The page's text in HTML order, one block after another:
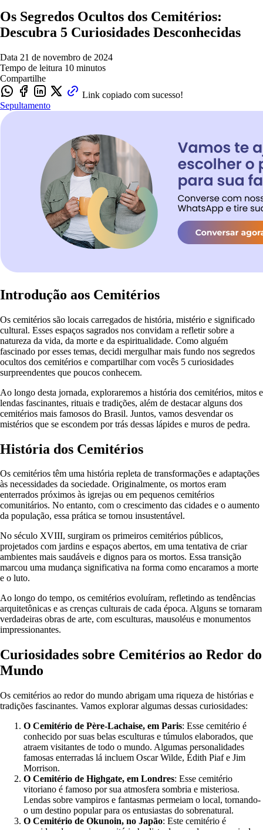
Os Segredos Ocultos dos Cemitérios:
Descubra 5 Curiosidades Desconhecidas
Data 21 de novembro de 2024
Tempo de leitura 10 minutos
Compartilhe
Link copiado com sucesso!
Sepultamento
Introdução aos Cemitérios
Os cemitérios são locais carregados de história, mistério e significado
cultural. Esses espaços sagrados nos convidam a refletir sobre a
natureza da vida, da morte e da espiritualidade. Como alguém
fascinado por esses temas, decidi mergulhar mais fundo nos segredos
ocultos dos cemitérios e compartilhar com vocês 5 curiosidades
surpreendentes que poucos conhecem.
Ao longo desta jornada, exploraremos a história dos cemitérios, mitos e
lendas fascinantes, rituais e tradições, além de destacar alguns dos
cemitérios mais famosos do Brasil. Juntos, vamos desvendar os
mistérios que se escondem por trás dessas lápides e muros de pedra.
História dos Cemitérios
Os cemitérios têm uma história repleta de transformações e adaptações
às necessidades da sociedade. Originalmente, os mortos eram
enterrados próximos às igrejas ou em pequenos cemitérios
comunitários. No entanto, com o crescimento das cidades e o aumento
da população, essa prática se tornou insustentável.
No século XVIII, surgiram os primeiros cemitérios públicos,
projetados com jardins e espaços abertos, em uma tentativa de criar
ambientes mais saudáveis e dignos para os mortos. Essa transição
marcou uma mudança significativa na forma como encaramos a morte
e o luto.
Ao longo do tempo, os cemitérios evoluíram, refletindo as tendências
arquitetônicas e as crenças culturais de cada época. Alguns se tornaram
verdadeiras obras de arte, com esculturas, mausoléus e monumentos
impressionantes.
Curiosidades sobre Cemitérios ao Redor do
Mundo
Os cemitérios ao redor do mundo abrigam uma riqueza de histórias e
tradições fascinantes. Vamos explorar algumas dessas curiosidades:
O Cemitério de Père-Lachaise, em Paris: Esse cemitério é
conhecido por suas belas esculturas e túmulos elaborados, que
atraem visitantes de todo o mundo. Algumas personalidades
famosas enterradas lá incluem Oscar Wilde, Édith Piaf e Jim
Morrison.
O Cemitério de Highgate, em Londres: Esse cemitério
vitoriano é famoso por sua atmosfera sombria e misteriosa.
Lendas sobre vampiros e fantasmas permeiam o local, tornando-
o um destino popular para os entusiastas do sobrenatural.
O Cemitério de Okunoin, no Japão: Este cemitério é